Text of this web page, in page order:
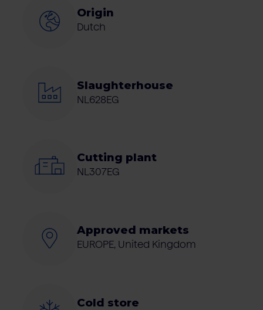
Origin
Dutch
Slaughterhouse
NL628EG
Cutting plant
NL307EG
Approved markets
EUROPE, United Kingdom
Cold store